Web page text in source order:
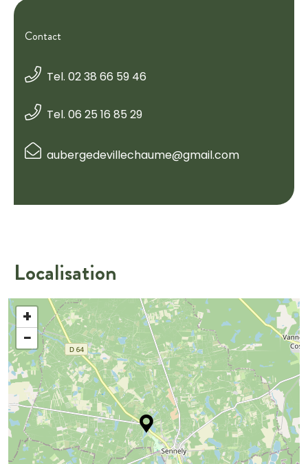
Contact
Tel. 02 38 66 59 46
Tel. 06 25 16 85 29
aubergedevillechaume@gmail.com
Localisation
+
−